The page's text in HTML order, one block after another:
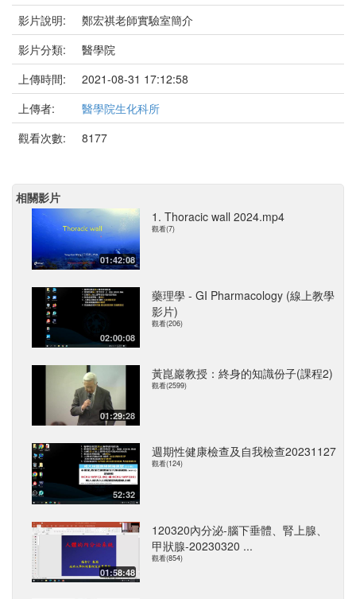
影片說明:
鄭宏祺老師實驗室簡介
影片分類:
醫學院
上傳時間:
2021-08-31 17:12:58
上傳者:
醫學院生化科所
觀看次數:
8177
相關影片
01:42:08
1. Thoracic wall 2024.mp4
觀看(7)
02:00:08
藥理學 - GI Pharmacology (線上教學
影片)
觀看(206)
01:29:28
黃崑巖教授：終身的知識份子(課程2)
觀看(2599)
52:32
週期性健康檢查及自我檢查20231127
觀看(124)
01:58:48
120320內分泌-腦下垂體、腎上腺、
甲狀腺-20230320 ...
觀看(854)